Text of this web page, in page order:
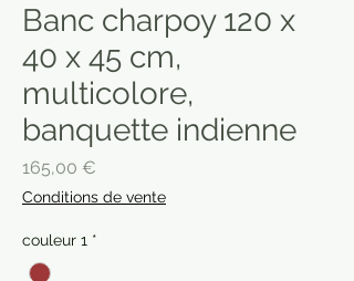
Banc charpoy 120 x
40 x 45 cm,
multicolore,
banquette indienne
165,00 €
Conditions de vente
couleur 1 *